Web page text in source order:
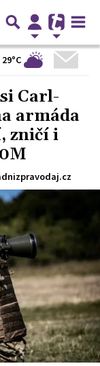
29°C
Carl-
armáda
zničí i